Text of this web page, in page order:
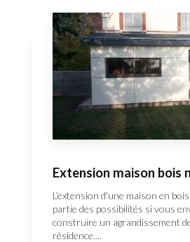
Extension maison bois
L’extension d'une maison en
partie des possibilités si vous
construire un agrandissement
résidence....